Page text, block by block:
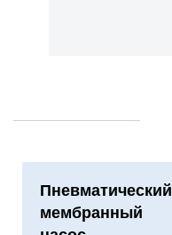
Пневматический
мембранный